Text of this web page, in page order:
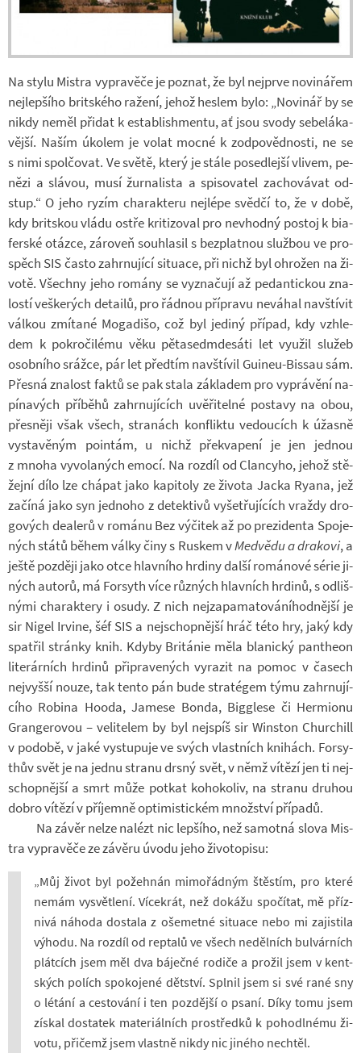
Na stylu Mi­s­tra vy­pra­věče je po­znat, že byl nej­prve no­vi­ná­řem
nej­lep­šího brit­ského ra­žení, jehož hes­lem bylo: „No­vi­nář by se
nikdy neměl při­dat k es­tab­lishmentu, ať jsou svody se­be­lá­ka­
vější. Naším úko­lem je volat mocné k zod­po­věd­nosti, ne se
s nimi spol­čo­vat. Ve světě, který je stále po­sed­lejší vli­vem, pe­
nězi a slá­vou, musí žur­na­lista a spi­so­va­tel za­cho­vá­vat od­
stup.“ O jeho ryzím cha­rak­teru nej­lépe svědčí to, že v době,
kdy brit­skou vládu ostře kri­ti­zo­val pro ne­vhodný po­stoj k bi­a­
fer­ské otázce, zá­ro­veň sou­hla­sil s bez­plat­nou služ­bou ve pro­
spěch SIS často za­hr­nu­jící si­tu­ace, při nichž byl ohro­žen na ži­
votě. Všechny jeho ro­mány se vy­zna­čují až pe­dan­tic­kou zna­
lostí veš­ke­rých de­tailů, pro řád­nou pří­pravu ne­vá­hal na­vští­vit
vál­kou zmí­tané Mo­ga­dišo, což byl je­diný pří­pad, kdy vzhle­
dem k po­kro­či­lému věku pět­a­se­dm­de­sáti let vy­u­žil slu­žeb
osob­ního srážce, pár let před­tím na­vští­vil Guineu-​Bissau sám.
Přesná zna­lost faktů se pak stala zá­kla­dem pro vy­prá­vění na­
pí­na­vých pří­běhů za­hr­nu­jí­cích uvě­ři­telné po­stavy na obou,
přes­něji však všech, stra­nách kon­fliktu ve­dou­cích k úžasně
vy­sta­vě­ným poin­tám, u nichž pře­kva­pení je jen jed­nou
z mnoha vy­vo­la­ných emocí. Na roz­díl od Clan­cyho, jehož stě­
žejní dílo lze chá­pat jako ka­pi­toly ze ži­vota Jacka Ryana, jež
za­číná jako syn jed­noho z de­tek­tivů vy­šet­řu­jí­cích vraždy dro­
go­vých de­a­lerů v ro­mánu Bez vý­či­tek až po pre­zi­denta Spo­je­
ných států během války činy s Rus­kem vMed­vědu a dra­kovi, a
ještě poz­ději jako otce hlav­ního hr­diny další ro­má­nové série ji­
ných au­torů, má For­syth více růz­ných hlav­ních hr­dinů, s od­liš­
nými cha­rak­tery i osudy. Z nich nej­za­pa­ma­to­vá­ní­hod­nější je
sir Nigel Ir­vine, šéf SIS a nej­schop­nější hráč této hry, jaký kdy
spat­řil stránky knih. Kdyby Bri­tá­nie měla bla­nický pan­theon
li­te­rár­ních hr­dinů při­pra­ve­ných vy­ra­zit na pomoc v ča­sech
nej­vyšší nouze, tak tento pán bude stra­té­gem týmu za­hr­nu­jí­
cího Ro­bina Hooda, Ja­mese Bonda, Bi­g­glese či Hermi­onu
Gran­ge­ro­vou – ve­li­te­lem by byl nej­spíš sir Win­ston Chur­chill
v po­době, v jaké vy­stu­puje ve svých vlast­ních kni­hách. For­sy­
thův svět je na jednu stranu drsný svět, v němž ví­tězí jen ti nej­
schop­nější a smrt může po­tkat ko­ho­ko­liv, na stranu dru­hou
dobro ví­tězí v pří­jemně op­ti­mis­tic­kém množ­ství pří­padů.
Na závěr nelze na­lézt nic lep­šího, než sa­motná slova Mi­s­
tra vy­pra­věče ze zá­věru úvodu jeho ži­vo­to­pisu:
„Můj život byl po­žeh­nán mi­mo­řád­ným štěs­tím, pro které
nemám vy­svět­lení. Ví­ce­krát, než do­kážu spo­čí­tat, mě pří­z­
nivá ná­hoda do­stala z oše­metné si­tu­ace nebo mi za­jis­tila
vý­hodu. Na roz­díl od reptalů ve všech ne­děl­ních bul­vár­ních
plát­cích jsem měl dva bá­ječné ro­diče a pro­žil jsem v kent­
ských po­lích spo­ko­jené dět­ství. Spl­nil jsem si své rané sny
o lé­tání a ces­to­vání i ten poz­dější o psaní. Díky tomu jsem
zís­kal do­sta­tek ma­te­ri­ál­ních pro­středků k po­ho­dl­nému ži­
votu, při­čemž jsem vlastně nikdy nic ji­ného ne­chtěl.